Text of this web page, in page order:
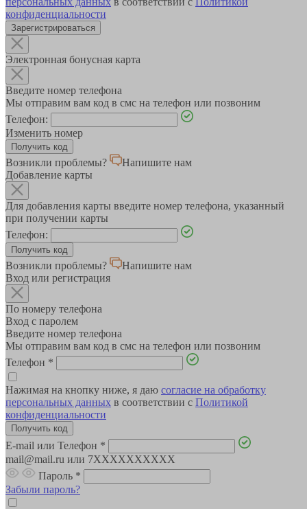
конфиденциальности
Зарегистрироваться
Электронная бонусная карта
Введите номер телефона
Мы отправим вам код в смс на телефон или позвоним
Телефон:
Изменить номер
Возникли проблемы?
Напишите нам
Добавление карты
Для добавления карты введите номер телефона, указанный
при получении карты
Телефон:
Возникли проблемы?
Напишите нам
Вход или регистрация
По номеру телефона
Вход с паролем
Введите номер телефона
Мы отправим вам код в смс на телефон или позвоним
Телефон *
Нажимая на кнопку ниже, я даю согласие на обработку
персональных данных в соответствии с Политикой
конфиденциальности
E-mail или Телефон *
mail@mail.ru или 7XXXXXXXXXX
Пароль *
Забыли пароль?